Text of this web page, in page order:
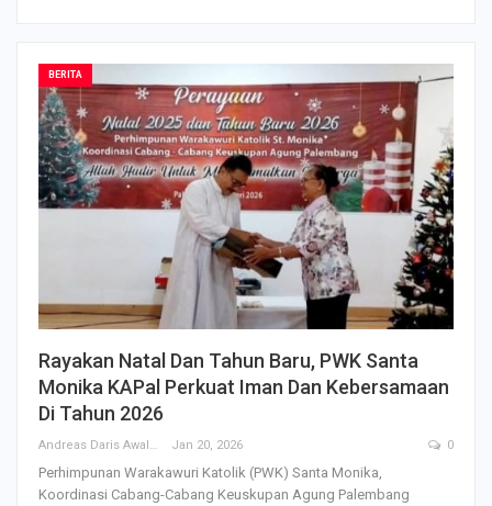
BERITA
Rayakan Natal Dan Tahun Baru, PWK Santa
Monika KAPal Perkuat Iman Dan Kebersamaan
Di Tahun 2026
Andreas Daris Awalistyo Jan 20, 2026 0
Perhimpunan Warakawuri Katolik (PWK) Santa Monika,
Koordinasi Cabang-Cabang Keuskupan Agung Palembang